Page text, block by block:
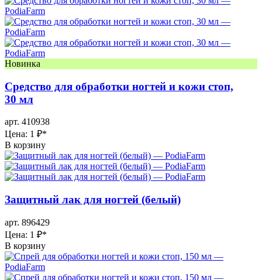
Новинка
Средство для обработки ногтей и кожи стоп,
30 мл
арт. 410938
Цена: 1 ₽*
В корзину
Защитный лак для ногтей (белый)
арт. 896429
Цена: 1 ₽*
В корзину